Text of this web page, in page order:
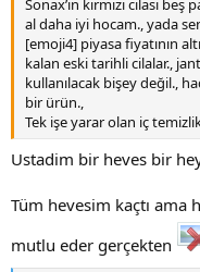
Sonax’ın kırmızı cilası
al daha iyi hocam., yada
[emoji4] piyasa fiyatının
kalan eski tarihli cilalar.,
kullanılacak bişey değil.,
bir ürün.,
Tek işe yarar olan iç
Ustadim bir heves bir
Tüm hevesim kaçtı ama
mutlu eder gerçekten